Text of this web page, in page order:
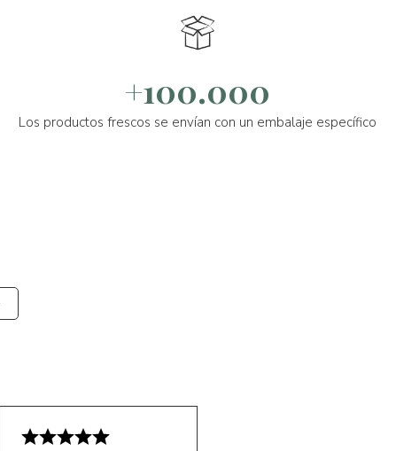
+100.000
Los productos frescos se envían con un embalaje específico